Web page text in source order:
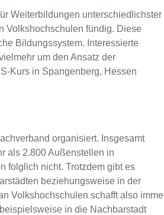
Weiterbildungen unterschiedlichster
Volkshochschulen fündig. Diese
Bildungssystem. Interessierte
um den Ansatz der
Kurs in Spangenberg, Hessen
organisiert. Insgesamt
als 2.800 Außenstellen in
folglich nicht. Trotzdem gibt es
beziehungsweise in der
Volkshochschulen schafft also
in die Nachbarstadt